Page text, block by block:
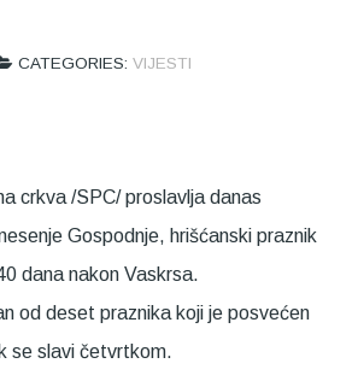
CATEGORIES: VIJESTI
crkva /SPC/ proslavlja danas
Gospodnje, hrišćanski praznik
dana nakon Vaskrsa.
od deset praznika koji je posvećen
se slavi četvrtkom.